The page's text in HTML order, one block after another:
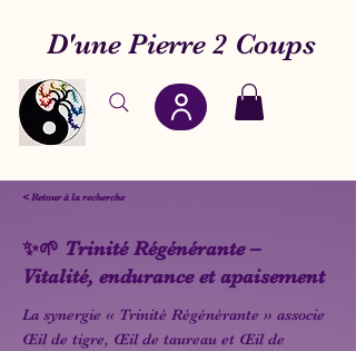
D'une Pierre 2 Coups
< Retour à la recherche
✨🌱 Trinité Régénérante –
Vitalité, endurance et apaisement
La synergie « Trinité Régénérante » associe
Œil de tigre, Œil de taureau et Œil de